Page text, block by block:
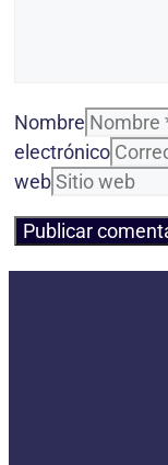
Nombre
electrónico
web